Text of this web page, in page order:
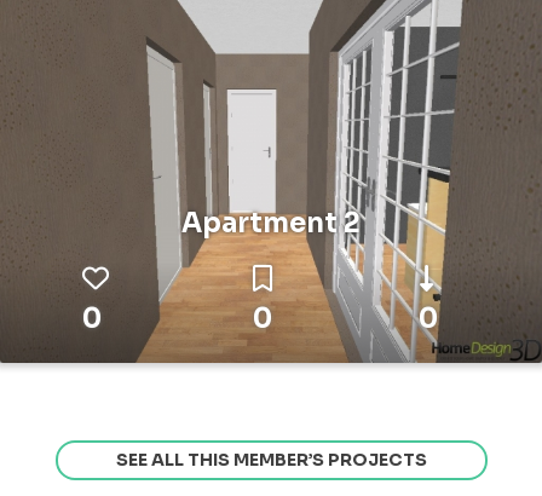
Apartment 2
0 0 0
SEE ALL THIS MEMBER’S PROJECTS